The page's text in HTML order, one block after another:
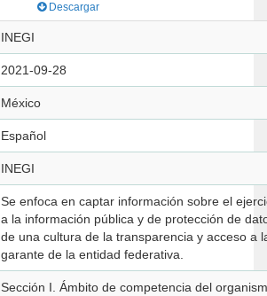
Descargar
INEGI
2021-09-28
México
Español
INEGI
Se enfoca en captar información sobre el
a la información pública y de protección de
de una cultura de la transparencia y acceso
garante de la entidad federativa.
Sección I. Ámbito de competencia del